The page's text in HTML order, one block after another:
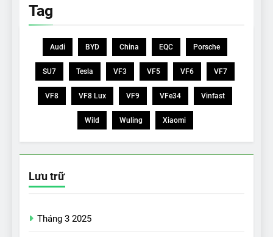
Tag
Audi BYD China EQC Porsche
SU7 Tesla VF3 VF5 VF6 VF7
VF8 VF8 Lux VF9 VFe34 Vinfast
Wild Wuling Xiaomi
Lưu trữ
Tháng 3 2025